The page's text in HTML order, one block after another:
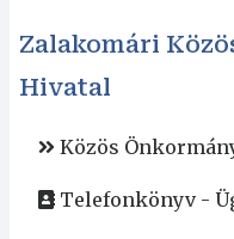
Zalakomári
Hivatal
Közös
Telefonkönyv -